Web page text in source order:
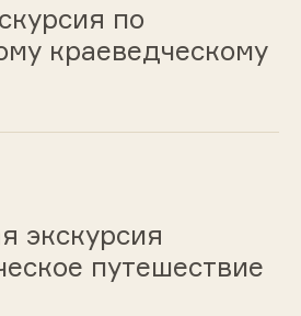
по
краеведческому
экскурсия
путешествие